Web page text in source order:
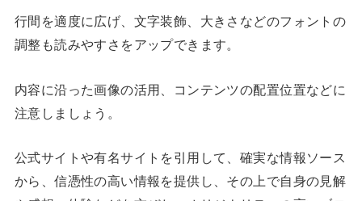
行間を適度に広げ、文字装飾、大きさなどのフォントの
調整も読みやすさをアップできます。
内容に沿った画像の活用、コンテンツの配置位置などに
注意しましょう。
公式サイトや有名サイトを引用して、確実な情報ソース
から、信憑性の高い情報を提供し、その上で自身の見解